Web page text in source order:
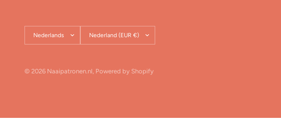
© 2026 Naaipatronen.nl, Powered by Shopify